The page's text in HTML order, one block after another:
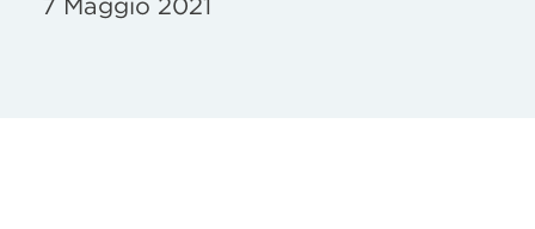
7 Maggio 2021